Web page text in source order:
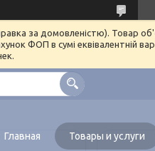
за домовленістю). Товар
ФОП в сумі еквівалентній
Главная Товары и услуги